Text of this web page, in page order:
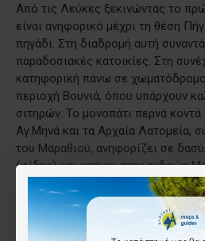
Από τις Λεύκες ξεκινώντας το
είναι ανηφορικό μέχρι τη θέση
πηγάδι. Στη διαδρομή αυτή
παραδοσιακές κατοικίες. Στη
κατηφορική πάνω σε χωματόδρομο
περιοχή Βουνιά, όπου υπάρχουν
σιτηρών. Το μονοπάτι περνά
Αγ.Μηνά και τα Αρχαία Λατομεία,
του Μαραθιού, ανηφορίζει σε
(φίδες) και φτάνει στην ανδρώα
μοναστήρι αυτό ασκήτευσαν
ορθοδοξίας. Από εκεί το
του Ταξιάρχη.
Διαδρομή χιλ.8, ώρες 4